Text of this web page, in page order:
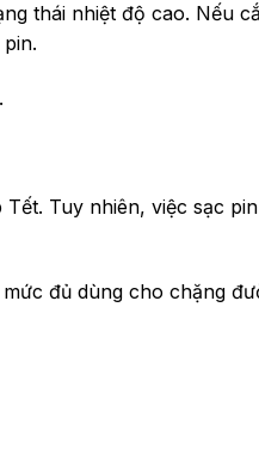
thái nhiệt độ cao. Nếu
Tuy nhiên, việc sạc
đủ dùng cho chặng